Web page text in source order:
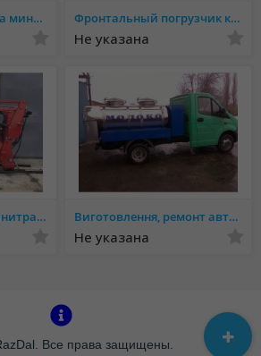
зубом.
Навантажувач кун на мини трактор. Фронтальный погрузчик кун на минитрактор.
Не указана
Погрузчик кун на минитрактор. Виготовлення, ремонт автоцистерн, молоковозів, водовозів, рибовозів, ассинізаторних автоцистерн
Не указана
Все права защищены.